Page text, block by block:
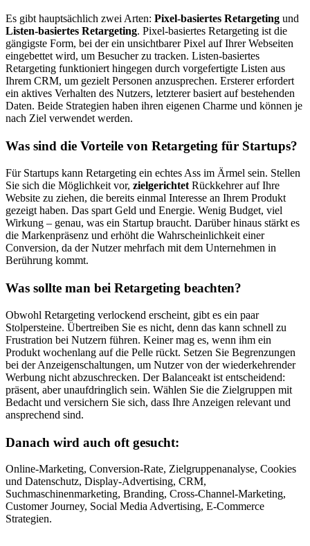
Es gibt hauptsächlich zwei Arten: Pixel-basiertes Retargeting und
Listen-basiertes Retargeting. Pixel-basiertes Retargeting ist die
gängigste Form, bei der ein unsichtbarer Pixel auf Ihrer Webseiten
eingebettet wird, um Besucher zu tracken. Listen-basiertes
Retargeting funktioniert hingegen durch vorgefertigte Listen aus
Ihrem CRM, um gezielt Personen anzusprechen. Ersterer erfordert
ein aktives Verhalten des Nutzers, letzterer basiert auf bestehenden
Daten. Beide Strategien haben ihren eigenen Charme und können je
nach Ziel verwendet werden.
Was sind die Vorteile von Retargeting für Startups?
Für Startups kann Retargeting ein echtes Ass im Ärmel sein. Stellen
Sie sich die Möglichkeit vor, zielgerichtet Rückkehrer auf Ihre
Website zu ziehen, die bereits einmal Interesse an Ihrem Produkt
gezeigt haben. Das spart Geld und Energie. Wenig Budget, viel
Wirkung – genau, was ein Startup braucht. Darüber hinaus stärkt es
die Markenpräsenz und erhöht die Wahrscheinlichkeit einer
Conversion, da der Nutzer mehrfach mit dem Unternehmen in
Berührung kommt.
Was sollte man bei Retargeting beachten?
Obwohl Retargeting verlockend erscheint, gibt es ein paar
Stolpersteine. Übertreiben Sie es nicht, denn das kann schnell zu
Frustration bei Nutzern führen. Keiner mag es, wenn ihm ein
Produkt wochenlang auf die Pelle rückt. Setzen Sie Begrenzungen
bei der Anzeigenschaltungen, um Nutzer von der wiederkehrender
Werbung nicht abzuschrecken. Der Balanceakt ist entscheidend:
präsent, aber unaufdringlich sein. Wählen Sie die Zielgruppen mit
Bedacht und versichern Sie sich, dass Ihre Anzeigen relevant und
ansprechend sind.
Danach wird auch oft gesucht:
Online-Marketing, Conversion-Rate, Zielgruppenanalyse, Cookies
und Datenschutz, Display-Advertising, CRM,
Suchmaschinenmarketing, Branding, Cross-Channel-Marketing,
Customer Journey, Social Media Advertising, E-Commerce
Strategien.